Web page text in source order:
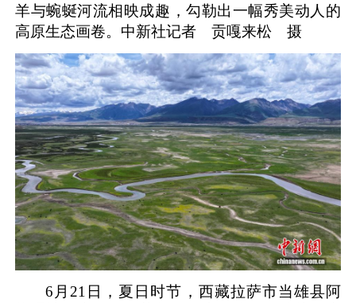
羊与蜿蜒河流相映成趣，勾勒出一幅秀美动人的
高原生态画卷。 中新社记者 贡嘎来松 摄
6月21日，夏日时节，西藏拉萨市当雄县阿